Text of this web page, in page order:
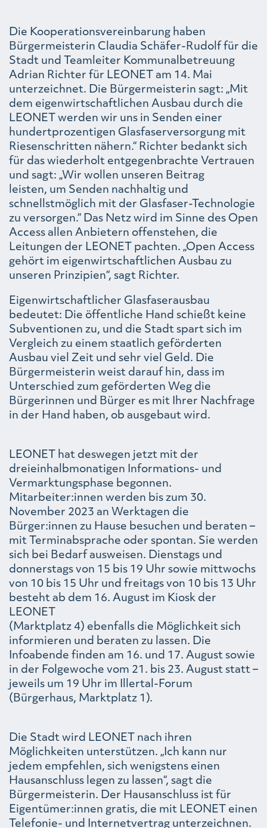
Die Kooperationsvereinbarung haben
Bürgermeisterin Claudia Schäfer-Rudolf für die
Stadt und Teamleiter Kommunalbetreuung
Adrian Richter für LEONET am 14. Mai
unterzeichnet. Die Bürgermeisterin sagt: „Mit
dem eigenwirtschaftlichen Ausbau durch die
LEONET werden wir uns in Senden einer
hundertprozentigen Glasfaserversorgung mit
Riesenschritten nähern.“ Richter bedankt sich
für das wiederholt entgegenbrachte Vertrauen
und sagt: „Wir wollen unseren Beitrag
leisten, um Senden nachhaltig und
schnellstmöglich mit der Glasfaser-Technologie
zu versorgen.“ Das Netz wird im Sinne des Open
Access allen Anbietern offenstehen, die
Leitungen der LEONET pachten. „Open Access
gehört im eigenwirtschaftlichen Ausbau zu
unseren Prinzipien“, sagt Richter.
Eigenwirtschaftlicher Glasfaserausbau
bedeutet: Die öffentliche Hand schießt keine
Subventionen zu, und die Stadt spart sich im
Vergleich zu einem staatlich geförderten
Ausbau viel Zeit und sehr viel Geld. Die
Bürgermeisterin weist darauf hin, dass im
Unterschied zum geförderten Weg die
Bürgerinnen und Bürger es mit Ihrer Nachfrage
in der Hand haben, ob ausgebaut wird.
LEONET hat deswegen jetzt mit der
dreieinhalbmonatigen Informations- und
Vermarktungsphase begonnen.
Mitarbeiter:innen werden bis zum 30.
November 2023 an Werktagen die
Bürger:innen zu Hause besuchen und beraten –
mit Terminabsprache oder spontan. Sie werden
sich bei Bedarf ausweisen. Dienstags und
donnerstags von 15 bis 19 Uhr sowie mittwochs
von 10 bis 15 Uhr und freitags von 10 bis 13 Uhr
besteht ab dem 16. August im Kiosk der
LEONET
(Marktplatz 4) ebenfalls die Möglichkeit sich
informieren und beraten zu lassen. Die
Infoabende finden am 16. und 17. August sowie
in der Folgewoche vom 21. bis 23. August statt –
jeweils um 19 Uhr im Illertal-Forum
(Bürgerhaus, Marktplatz 1).
Die Stadt wird LEONET nach ihren
Möglichkeiten unterstützen. „Ich kann nur
jedem empfehlen, sich wenigstens einen
Hausanschluss legen zu lassen“, sagt die
Bürgermeisterin. Der Hausanschluss ist für
Eigentümer:innen gratis, die mit LEONET einen
Telefonie- und Internetvertrag unterzeichnen.